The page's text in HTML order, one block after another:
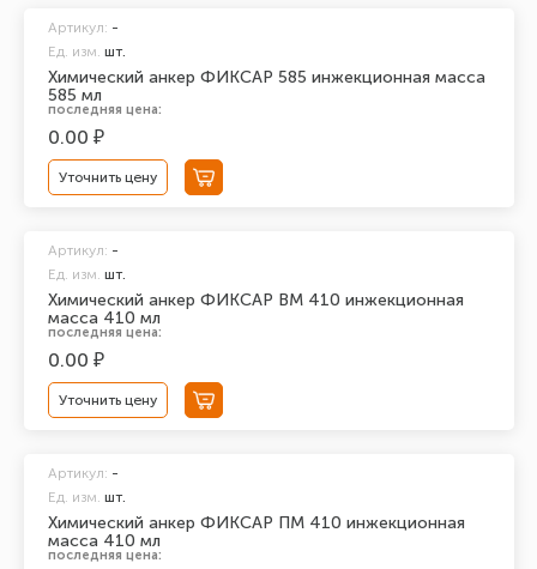
Химический анкер ФИКСАР 585 инжекционная масса
585 мл
Артикул: -
Ед. изм. шт.
последняя цена:
0.00 ₽
Уточнить цену
Химический анкер ФИКСАР ВМ 410 инжекционная
масса 410 мл
Артикул: -
Ед. изм. шт.
последняя цена:
0.00 ₽
Уточнить цену
Химический анкер ФИКСАР ПМ 410 инжекционная
масса 410 мл
Артикул: -
Ед. изм. шт.
последняя цена: